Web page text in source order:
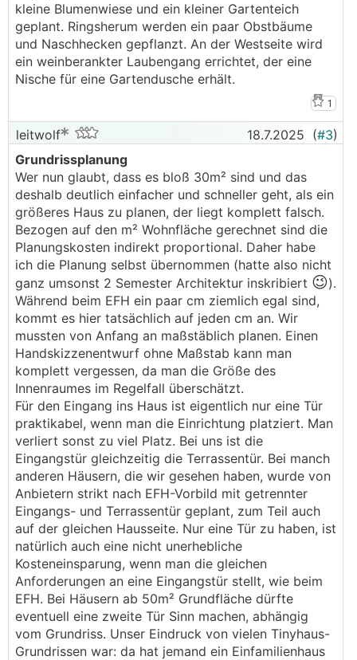
kleine Blumenwiese und ein kleiner Gartenteich
geplant. Ringsherum werden ein paar Obstbäume
und Naschhecken gepflanzt. An der Westseite wird
ein weinberankter Laubengang errichtet, der eine
Nische für eine Gartendusche erhält.
1
leitwolf 18.7.2025 (#3)
Grundrissplanung
Wer nun glaubt, dass es bloß 30m² sind und das
deshalb deutlich einfacher und schneller geht, als ein
größeres Haus zu planen, der liegt komplett falsch.
Bezogen auf den m² Wohnfläche gerechnet sind die
Planungskosten indirekt proportional. Daher habe
ich die Planung selbst übernommen (hatte also nicht
ganz umsonst 2 Semester Architektur inskribiert 😉).
Während beim EFH ein paar cm ziemlich egal sind,
kommt es hier tatsächlich auf jeden cm an. Wir
mussten von Anfang an maßstäblich planen. Einen
Handskizzenentwurf ohne Maßstab kann man
komplett vergessen, da man die Größe des
Innenraumes im Regelfall überschätzt.
Für den Eingang ins Haus ist eigentlich nur eine Tür
praktikabel, wenn man die Einrichtung platziert. Man
verliert sonst zu viel Platz. Bei uns ist die
Eingangstür gleichzeitig die Terrassentür. Bei manch
anderen Häusern, die wir gesehen haben, wurde von
Anbietern strikt nach EFH-Vorbild mit getrennter
Eingangs- und Terrassentür geplant, zum Teil auch
auf der gleichen Hausseite. Nur eine Tür zu haben, ist
natürlich auch eine nicht unerhebliche
Kosteneinsparung, wenn man die gleichen
Anforderungen an eine Eingangstür stellt, wie beim
EFH. Bei Häusern ab 50m² Grundfläche dürfte
eventuell eine zweite Tür Sinn machen, abhängig
vom Grundriss. Unser Eindruck von vielen Tinyhaus-
Grundrissen war: da hat jemand ein Einfamilienhaus